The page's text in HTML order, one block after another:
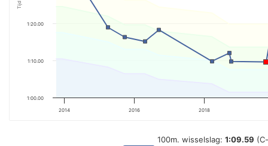
Tijd
2014 2016 2018
1:00.00
1:10.00
1:20.00
100m. wisselslag: 1:09.59